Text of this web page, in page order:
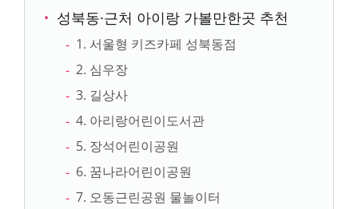
성북동·근처 아이랑 가볼만한곳 추천
1. 서울형 키즈카페 성북동점
2. 심우장
3. 길상사
4. 아리랑어린이도서관
5. 장석어린이공원
6. 꿈나라어린이공원
7. 오동근린공원 물놀이터